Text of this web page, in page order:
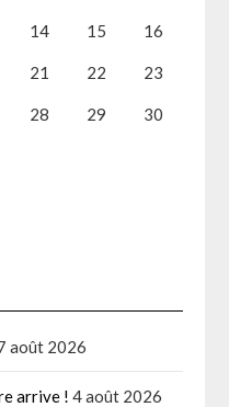
14 15 16
21 22 23
28 29 30
août 2026
arrive ! 4 août 2026